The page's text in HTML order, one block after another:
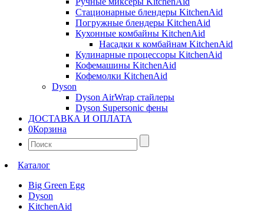
Стационарные блендеры KitchenAid
Погружные блендеры KitchenAid
Кухонные комбайны KitchenAid
Насадки к комбайнам KitchenAid
Кулинарные процессоры KitchenAid
Кофемашины KitchenAid
Кофемолки KitchenAid
Dyson
Dyson AirWrap стайлеры
Dyson Supersonic фены
ДОСТАВКА И ОПЛАТА
0Корзина
Найти:
Каталог
Big Green Egg
Dyson
KitchenAid